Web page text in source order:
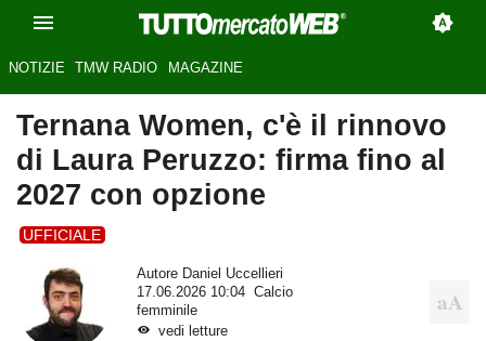
NOTIZIE TMW RADIO MAGAZINE
Ternana Women, c'è il rinnovo
di Laura Peruzzo: firma fino al
2027 con opzione
UFFICIALE
Autore Daniel Uccellieri
17.06.2026 10:04
Calcio
femminile
vedi letture